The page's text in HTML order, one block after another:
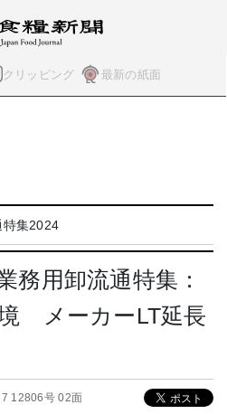
クリッピング 最新の紙面
特集2024
務用卸流通特集：
メーカーLT延長
12806号 02面